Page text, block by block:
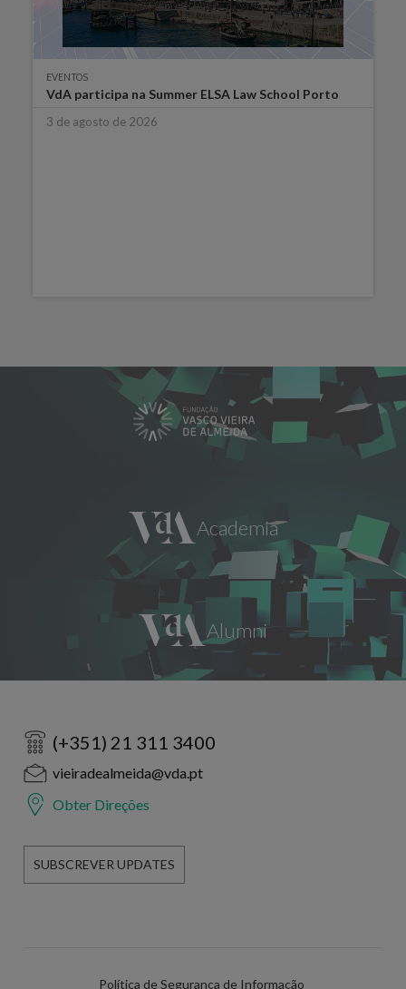
EVENTOS
VdA participa na Summer ELSA Law School Porto
3 de agosto de 2026
(+351) 21 311 3400
vieiradealmeida@vda.pt
Obter Direções
SUBSCREVER UPDATES
Política de Segurança de Informação